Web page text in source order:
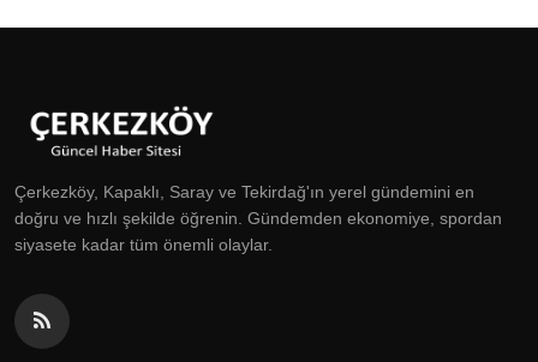
Çerkezköy, Kapaklı, Saray ve Tekirdağ'ın yerel gündemini en
doğru ve hızlı şekilde öğrenin. Gündemden ekonomiye, spordan
siyasete kadar tüm önemli olaylar.